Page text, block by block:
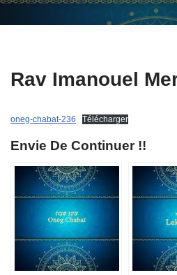
Rav Imanouel
oneg-chabat-236 Télécharger
Envie De Continuer !!